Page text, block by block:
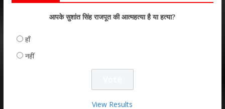
आपके सुशांत सिंह राजपूत की आत्महत्या है या हत्या?
हाँ
नहीं
View Results